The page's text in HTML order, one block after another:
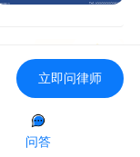
立即问律师
问答